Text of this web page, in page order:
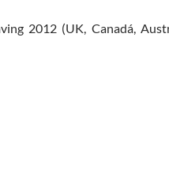
2012 (UK, Canadá,